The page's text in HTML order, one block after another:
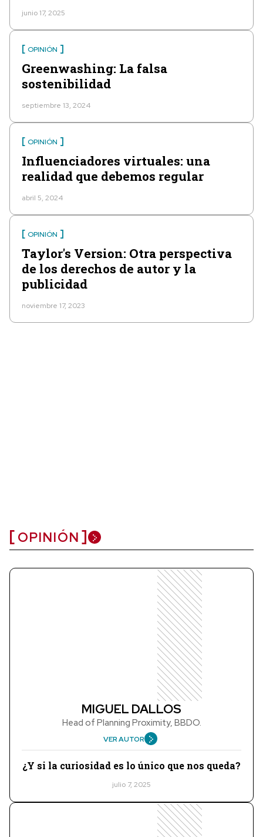
junio 17, 2025
OPINIÓN
Greenwashing: La falsa
sostenibilidad
septiembre 13, 2024
OPINIÓN
Influenciadores virtuales: una
realidad que debemos regular
abril 5, 2024
OPINIÓN
Taylor's Version: Otra perspectiva
de los derechos de autor y la
publicidad
noviembre 17, 2023
OPINIÓN
MIGUEL DALLOS
Head of Planning Proximity, BBDO.
VER AUTOR
¿Y si la curiosidad es lo único que nos queda?
julio 7, 2025